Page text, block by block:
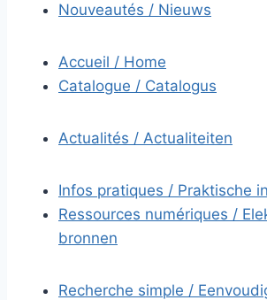
Nouveautés / Nieuws
Accueil / Home
Catalogue / Catalogus
Actualités / Actualiteiten
Infos pratiques / Praktische
Ressources numériques /
bronnen
Recherche simple /